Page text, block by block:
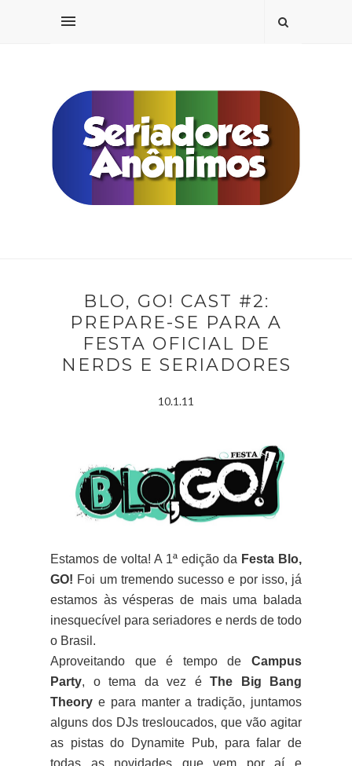
BLO, GO! CAST #2:
PREPARE-SE PARA A
FESTA OFICIAL DE
NERDS E SERIADORES
10.1.11
Estamos de volta! A 1ª edição da Festa Blo,
GO! Foi um tremendo sucesso e por isso, já
estamos às vésperas de mais uma balada
inesquecível para seriadores e nerds de todo
o Brasil.
Aproveitando que é tempo de Campus
Party, o tema da vez é The Big Bang
Theory e para manter a tradição, juntamos
alguns dos DJs tresloucados, que vão agitar
as pistas do Dynamite Pub, para falar de
todas as novidades que vem por aí e